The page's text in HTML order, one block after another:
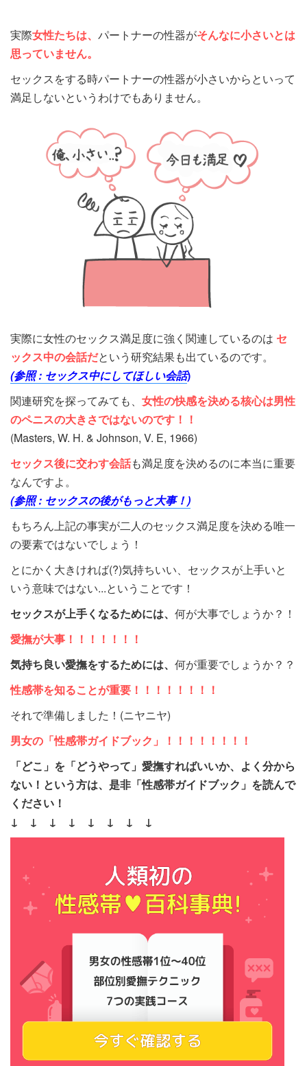
実際女性たちは、 パートナーの性器がそんなに小さいとは
思っていません。
セックスをする時パートナーの性器が小さいからといって
満足しないというわけでもありません。
実際に女性のセックス満足度に強く関連しているのは セ
ックス中の会話だという研究結果も出ているのです。
(参照 : セックス中にしてほしい会話)
関連研究を探ってみても、 女性の快感を決める核心は男性
のペニスの大きさではないのです！！
(Masters, W. H. & Johnson, V. E, 1966)
セックス後に交わす会話も満足度を決めるのに本当に重要
なんですよ。
(参照 : セックスの後がもっと大事！)
もちろん上記の事実が二人のセックス満足度を決める唯一
の要素ではないでしょう！
とにかく大きければ(?)気持ちいい、セックスが上手いと
いう意味ではない...ということです！
セックスが上手くなるためには、 何が大事でしょうか？！
愛撫が大事！！！！！！！
気持ち良い愛撫をするためには、 何が重要でしょうか？？
性感帯を知ることが重要！！！！！！！！
それで準備しました！(ニヤニヤ)
男女の「性感帯ガイドブック」！！！！！！！！
「どこ」を「どうやって」愛撫すればいいか、よく分から
ない！という方は、是非「性感帯ガイドブック」を読んで
ください！
↓ ↓ ↓ ↓ ↓ ↓ ↓ ↓